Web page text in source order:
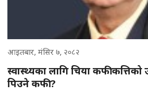
आइतबार, मंसिर ७, २०८२
स्वास्थ्यका लागि चिया कफी
पिउने कफी ?